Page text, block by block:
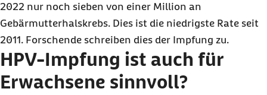
2022 nur noch sieben von einer Million an
Gebärmutterhalskrebs. Dies ist die niedrigste Rate seit
2011. Forschende schreiben dies der Impfung zu.
HPV-Impfung ist auch für
Erwachsene sinnvoll?